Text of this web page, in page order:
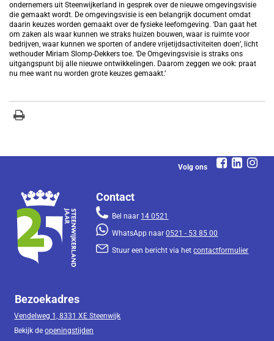
ondernemers uit Steenwijkerland in gesprek over de nieuwe omgevingsvisie
die gemaakt wordt. De omgevingsvisie is een belangrijk document omdat
daarin keuzes worden gemaakt over de fysieke leefomgeving. ‘Dan gaat het
om zaken als waar kunnen we straks huizen bouwen, waar is ruimte voor
bedrijven, waar kunnen we sporten of andere vrijetijdsactiviteiten doen’, licht
wethouder Miriam Slomp-Dekkers toe. ‘De Omgevingsvisie is straks ons
uitgangspunt bij alle nieuwe ontwikkelingen. Daarom zeggen we ook: praat
nu mee want nu worden grote keuzes gemaakt.’
Volg ons
Contact
Bel naar 14 0521
WhatsApp naar0521 - 53 85 00
Stuur een bericht via hetcontactformulier
Bezoekadres
Vendelweg 1, 8331 XE Steenwijk
Bekijk deopeningstijden